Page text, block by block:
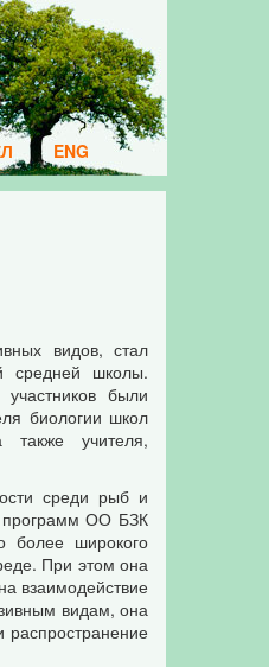
ENG
видов, стал
средней школы.
были
биологии школ
также учителя,
среди рыб и
программ ОО БЗК
более широкого
При этом она
взаимодействие
видам, она